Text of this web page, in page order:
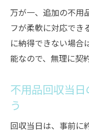
万が一、追加の不用
フが柔軟に対応でき
に納得できない場合
能なので、無理に契
不用品回収当
う
回収当日は、事前に